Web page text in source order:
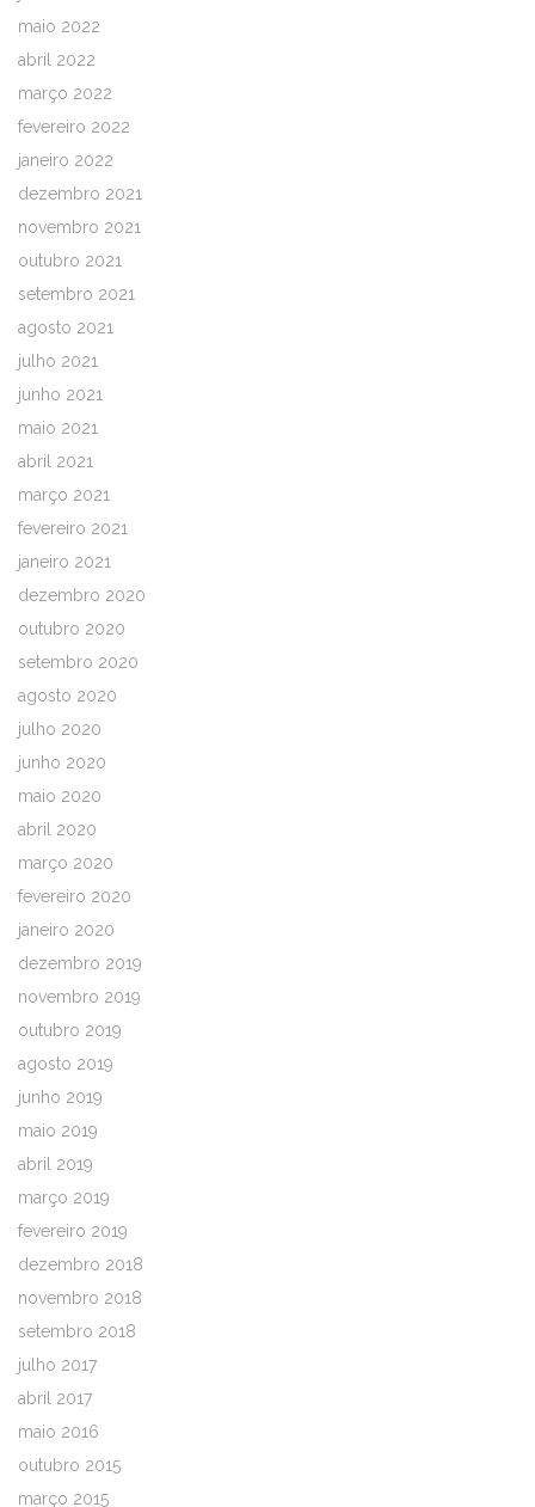
maio 2022
abril 2022
março 2022
fevereiro 2022
janeiro 2022
dezembro 2021
novembro 2021
outubro 2021
setembro 2021
agosto 2021
julho 2021
junho 2021
maio 2021
abril 2021
março 2021
fevereiro 2021
janeiro 2021
dezembro 2020
outubro 2020
setembro 2020
agosto 2020
julho 2020
junho 2020
maio 2020
abril 2020
março 2020
fevereiro 2020
janeiro 2020
dezembro 2019
novembro 2019
outubro 2019
agosto 2019
junho 2019
maio 2019
abril 2019
março 2019
fevereiro 2019
dezembro 2018
novembro 2018
setembro 2018
julho 2017
abril 2017
maio 2016
outubro 2015
março 2015